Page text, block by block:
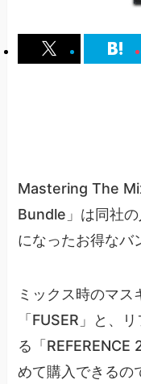
Mastering The
Bundle」は同社
になったお得なバ
ミックス時のマス
「FUSER」と、
る「REFERENCE
めて購入できるの